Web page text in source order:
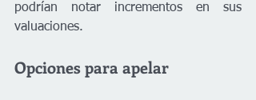
podrían notar incrementos en sus
valuaciones.
Opciones para apelar